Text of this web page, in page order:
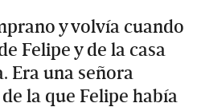
y volvía cuando
Felipe y de la casa
Era una señora
la que Felipe había